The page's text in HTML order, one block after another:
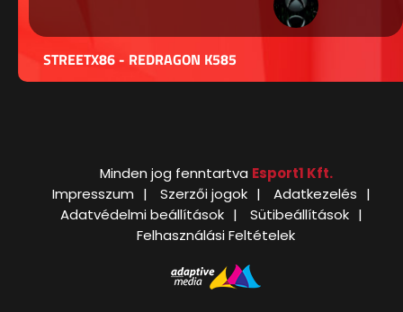
STREETX86 - REDRAGON K585
Minden jog fenntartva Esport1 Kft.
Impresszum
Szerzői jogok
Adatkezelés
Adatvédelmi beállítások
Sütibeállítások
Felhasználási Feltételek